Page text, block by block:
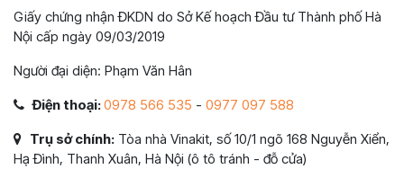
Giấy chứng nhận ĐKDN do Sở Kế hoạch Đầu tư Thành phố Hà
Nội cấp ngày 09/03/2019
Người đại diện: Phạm Văn Hân
Điện thoại:0978 566 535 - 0977 097 588
Trụ sở chính: Tòa nhà Vinakit, số 10/1 ngõ 168 Nguyễn Xiển,
Hạ Đình, Thanh Xuân, Hà Nội (ô tô tránh - đỗ cửa)